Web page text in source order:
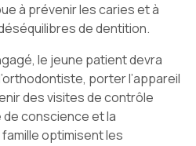
à prévenir les caries et à
de dentition.
le jeune patient devra
porter l’appareil
des visites de contrôle
conscience et la
optimisent les